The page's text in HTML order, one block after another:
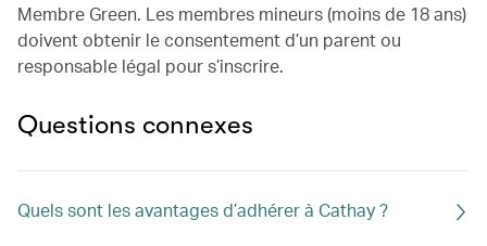
Membre Green. Les membres mineurs (moins de 18 ans)
doivent obtenir le consentement d’un parent ou
responsable légal pour s’inscrire.
Questions connexes
Quels sont les avantages d’adhérer à Cathay ?